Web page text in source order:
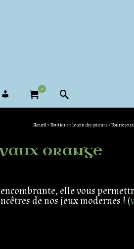
0
Accueil»Boutique»Le coin des joueurs»Bourse
orange
elle vous
de nos jeux modernes ! (